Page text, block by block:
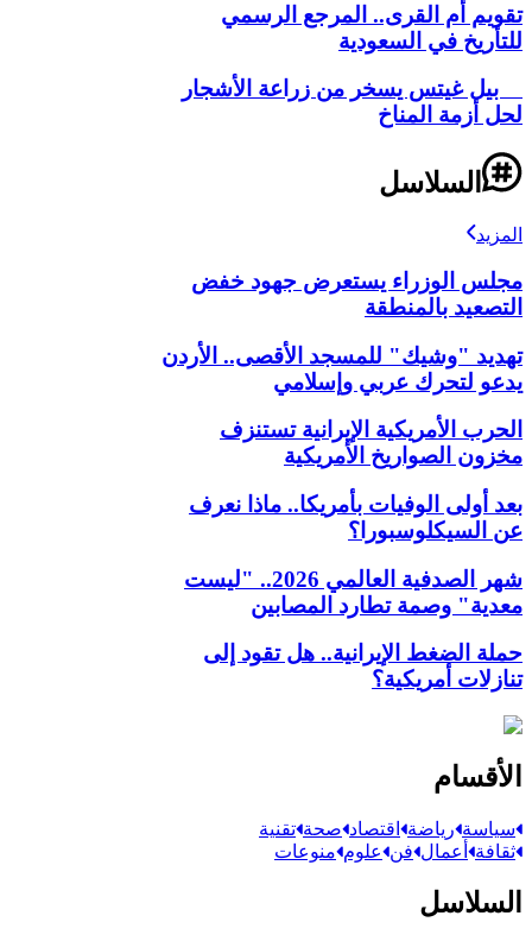
تقويم أم القرى.. المرجع الرسمي
للتأريخ في السعودية
بيل غيتس يسخر من زراعة الأشجار
لحل أزمة المناخ
السلاسل
المزيد
مجلس الوزراء يستعرض جهود خفض
التصعيد بالمنطقة
تهديد "وشيك" للمسجد الأقصى.. الأردن
يدعو لتحرك عربي وإسلامي
الحرب الأمريكية الإيرانية تستنزف
مخزون الصواريخ الأمريكية
بعد أولى الوفيات بأمريكا.. ماذا نعرف
عن السيكلوسبورا؟
شهر الصدفية العالمي 2026.. "ليست
معدية" وصمة تطارد المصابين
حملة الضغط الإيرانية.. هل تقود إلى
تنازلات أمريكية؟
الأقسام
سياسة رياضة اقتصاد صحة تقنية
ثقافة أعمال فن علوم منوعات
السلاسل